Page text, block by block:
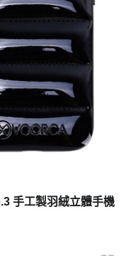
手工製羽絨立體手機